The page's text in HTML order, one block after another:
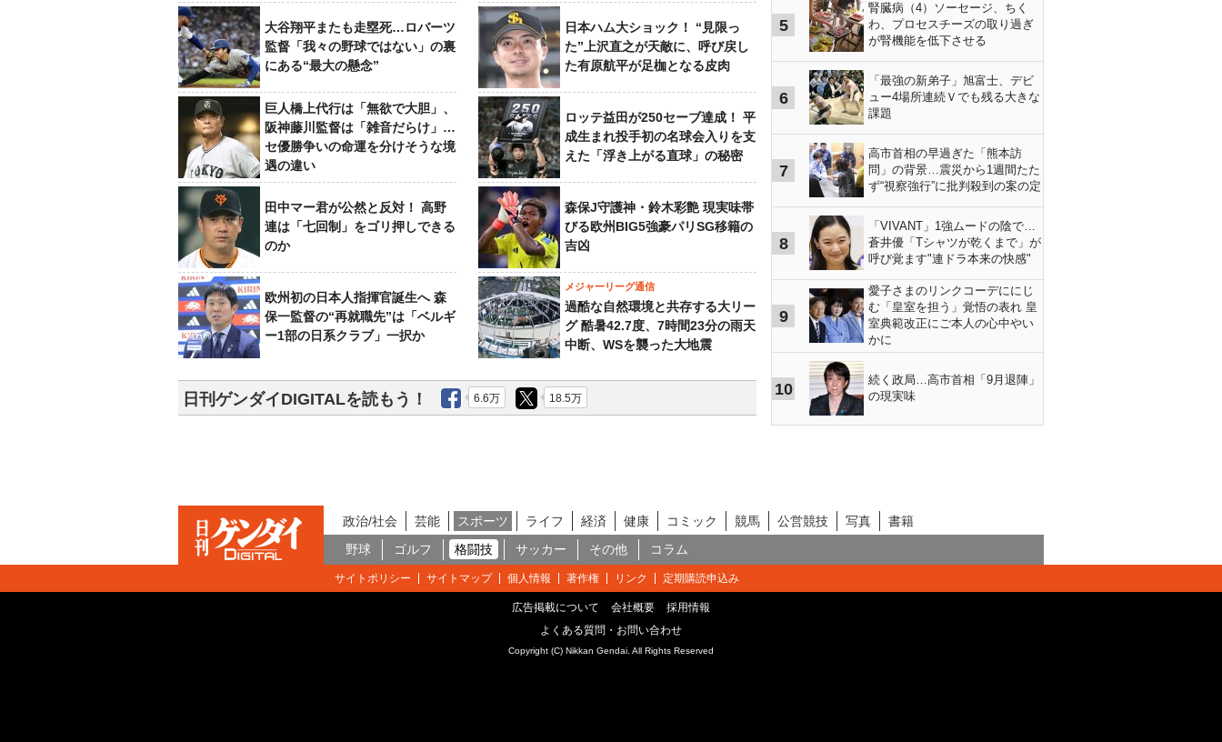
大谷翔平またも走塁死…ロバーツ
監督「我々の野球ではない」の裏
にある“最大の懸念”
日本ハム大ショック！ “見限っ
た”上沢直之が天敵に、呼び戻し
た有原航平が足枷となる皮肉
巨人橋上代行は「無欲で大胆」、
阪神藤川監督は「雑音だらけ」…
セ優勝争いの命運を分けそうな境
遇の違い
ロッテ益田が250セーブ達成！ 平
成生まれ投手初の名球会入りを支
えた「浮き上がる直球」の秘密
田中マー君が公然と反対！ 高野
連は「七回制」をゴリ押しできる
のか
森保J守護神・鈴木彩艶 現実味帯
びる欧州BIG5強豪パリSG移籍の
吉凶
欧州初の日本人指揮官誕生へ 森
保一監督の“再就職先”は「ベルギ
ー1部の日系クラブ」一択か
メジャーリーグ通信
過酷な自然環境と共存する大リー
グ 酷暑42.7度、7時間23分の雨天
中断、WSを襲った大地震
日刊ゲンダイDIGITALを読もう！ 6.6万 18.5万
5
腎臓病（4）ソーセージ、ちく
わ、プロセスチーズの取り過ぎ
が腎機能を低下させる
6
「最強の新弟子」旭富士、デビ
ュー4場所連続Ｖでも残る大きな
課題
7
高市首相の早過ぎた「熊本訪
問」の背景…震災から1週間たた
ず“視察強行”に批判殺到の案の定
8
「VIVANT」1強ムードの陰で…
蒼井優「Tシャツが乾くまで」が
呼び覚ます"連ドラ本来の快感"
9
愛子さまのリンクコーデににじ
む「皇室を担う」覚悟の表れ 皇
室典範改正にご本人の心中やい
かに
10
続く政局…高市首相「9月退陣」
の現実味
政治/社会 芸能 スポーツ ライフ 経済 健康 コミック 競馬 公営競技 写真
書籍
野球
ゴルフ 格闘技 サッカー その他 コラム
サイトポリシー サイトマップ 個人情報 著作権 リンク 定期購読申込み
広告掲載について 会社概要
採用情報
よくある質問・お問い合わせ
Copyright (C) Nikkan Gendai. All Rights Reserved